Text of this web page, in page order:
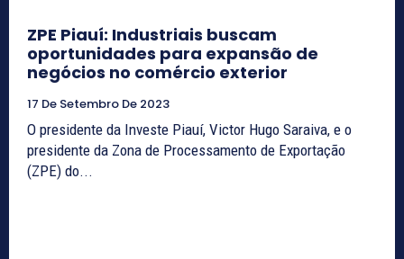
ZPE Piauí: Industriais buscam
oportunidades para expansão de
negócios no comércio exterior
17 De Setembro De 2023
O presidente da Investe Piauí, Victor Hugo Saraiva, e o
presidente da Zona de Processamento de Exportação
(ZPE) do...